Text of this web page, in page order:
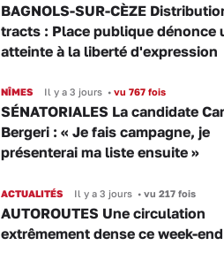
BAGNOLS-SUR-CÈZE
tracts : Place publique dénonce
atteinte à la liberté d'expression
NÎMES Il y a 3 jours •vu 767 fois
SÉNATORIALES La candidate
Bergeri : « Je fais campagne, je
présenterai ma liste ensuite »
ACTUALITÉS Il y a 3 jours •vu 217 fois
AUTOROUTES Une circulation
extrêmement dense ce week-end